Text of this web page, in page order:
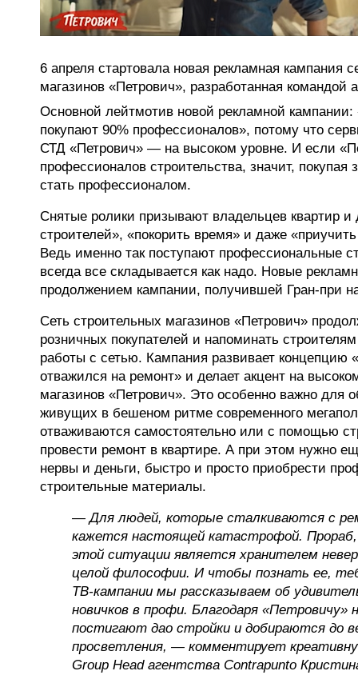
6 апреля стартовала новая рекламная кампания
магазинов «Петрович», разработанная командой
Основной лейтмотив новой рекламной кампании:
покупают 90% профессионалов», потому что
СТД «Петрович» — на высоком уровне. И если
профессионалов строительства, значит, покупая
стать профессионалом.
Снятые ролики призывают владельцев квартир и
строителей», «покорить время» и даже
Ведь именно так поступают профессиональные
всегда все складывается как надо. Новые
продолжением кампании, получившей Гран-при
Сеть строительных магазинов «Петрович»
розничных покупателей и напоминать
работы с сетью. Кампания развивает концепцию
отважился на ремонт» и делает акцент на
магазинов «Петрович». Это особенно важно для
живущих в бешеном ритме современного
отваживаются самостоятельно или с помощью
провести ремонт в квартире. А при этом нужно
нервы и деньги, быстро и просто приобрести
строительные материалы.
— Для людей, которые сталкиваются с
кажется настоящей катастрофой.
этой ситуации является хранителем
целой философии. И чтобы познать ее,
ТВ-кампании мы рассказываем об
новичков в профи. Благодаря «Петровичу»
постигают дао стройки и добираются до
просветления, — комментирует
Group Head агентства Contrapunto